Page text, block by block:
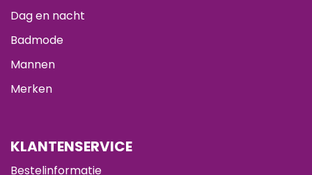
Dag en nacht
Badmode
Mannen
Merken
KLANTENSERVICE
Bestelinformatie